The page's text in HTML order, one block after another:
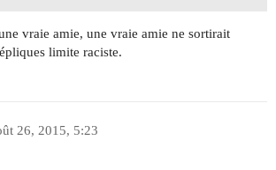
vraie amie, une vraie amie ne sortirait
limite raciste.
26, 2015, 5:23